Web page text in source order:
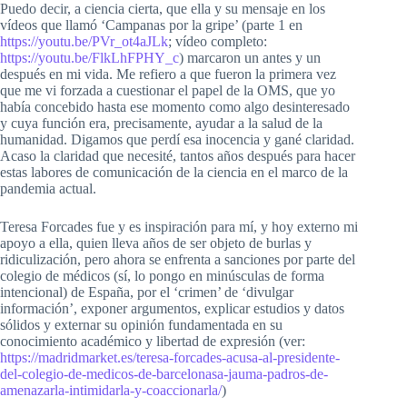
Puedo decir, a ciencia cierta, que ella y su mensaje en los
vídeos que llamó ‘Campanas por la gripe’ (parte 1 en
https://youtu.be/PVr_ot4aJLk; vídeo completo:
https://youtu.be/FlkLhFPHY_c) marcaron un antes y un
después en mi vida. Me refiero a que fueron la primera vez
que me vi forzada a cuestionar el papel de la OMS, que yo
había concebido hasta ese momento como algo desinteresado
y cuya función era, precisamente, ayudar a la salud de la
humanidad. Digamos que perdí esa inocencia y gané claridad.
Acaso la claridad que necesité, tantos años después para hacer
estas labores de comunicación de la ciencia en el marco de la
pandemia actual.
Teresa Forcades fue y es inspiración para mí, y hoy externo mi
apoyo a ella, quien lleva años de ser objeto de burlas y
ridiculización, pero ahora se enfrenta a sanciones por parte del
colegio de médicos (sí, lo pongo en minúsculas de forma
intencional) de España, por el ‘crimen’ de ‘divulgar
información’, exponer argumentos, explicar estudios y datos
sólidos y externar su opinión fundamentada en su
conocimiento académico y libertad de expresión (ver:
https://madridmarket.es/teresa-forcades-acusa-al-presidente-
del-colegio-de-medicos-de-barcelonasa-jauma-padros-de-
amenazarla-intimidarla-y-coaccionarla/)